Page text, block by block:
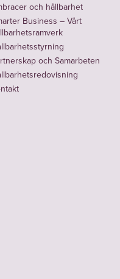
och hållbarhet
Business – Vårt
och Samarbeten